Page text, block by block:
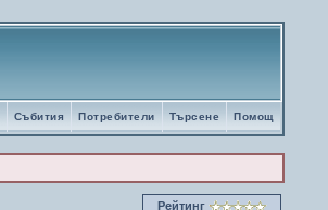
Помощ
Търсене
Потребители
Събития
Рейтинг